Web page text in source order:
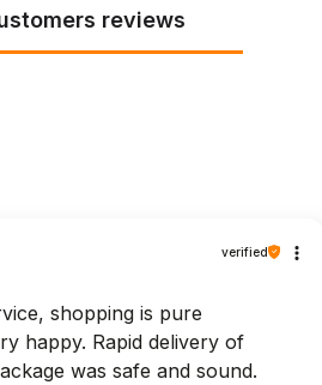
reviews
verified
shopping is pure
happy. Rapid delivery of
was safe and sound.